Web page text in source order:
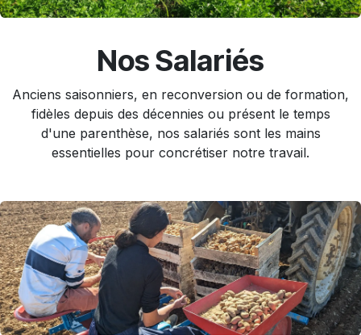
Nos Salariés
Anciens saisonniers, en reconversion ou de formation,
fidèles depuis des décennies ou présent le temps
d'une parenthèse, nos salariés sont les mains
essentielles pour concrétiser notre travail.